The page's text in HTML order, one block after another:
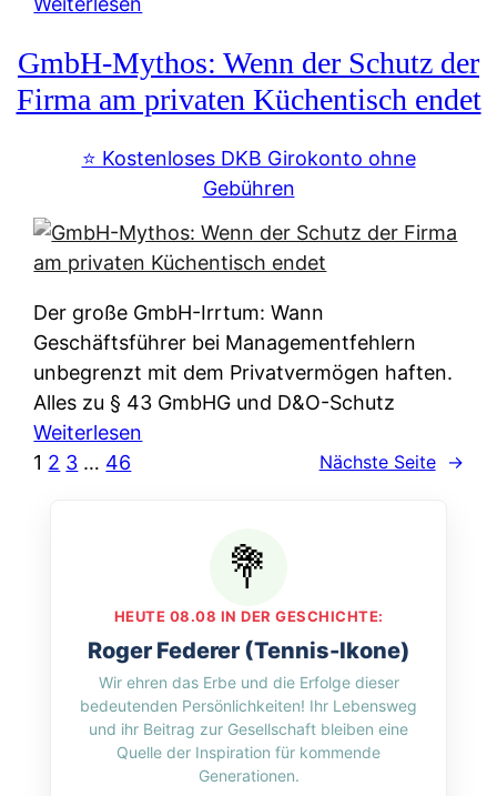
W
e
r
s
i
c
h
e
t
n
w
i
r
W
e
u
d
n
w
l
c
h
e
n
r
n
f
u
n
t
e
u
e
r
k
l
ä
u
&
O
n
l
GmbH-Mythos: Wenn der Schutz der
Firma am privaten Küchentisch endet
⭐️ Kostenloses DKB Girokonto ohne
Gebühren
Der große GmbH-Irrtum: Wann
Geschäftsführer bei Managementfehlern
unbegrenzt mit dem Privatvermögen haften.
Alles zu § 43 GmbHG und D&O-Schutz
Weiterlesen
M
y
h
o
s
1 2 3 … 46 Nächste Seite →
HEUTE 08.08 IN DER GESCHICHTE:
Roger Federer (Tennis-Ikone)
Wir ehren das Erbe und die Erfolge dieser
bedeutenden Persönlichkeiten! Ihr Lebensweg
und ihr Beitrag zur Gesellschaft bleiben eine
Quelle der Inspiration für kommende
Generationen.